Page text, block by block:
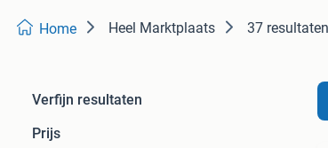
Home Heel Marktplaats 37 resultaten
Verfijn resultaten
Prijs